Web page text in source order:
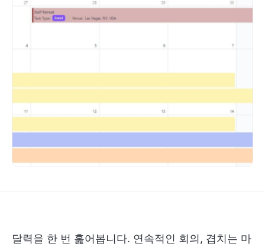
달력을 한 번 훑어봅니다. 연속적인 회의, 겹치는 마